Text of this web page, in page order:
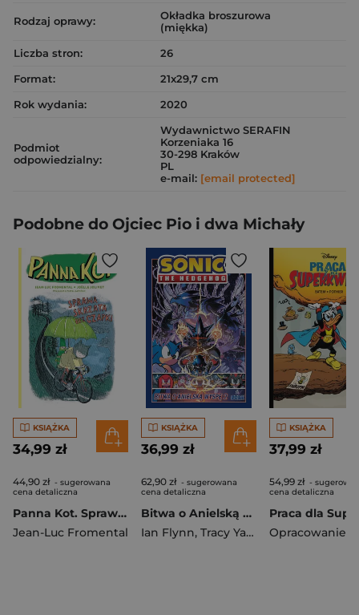
Rodzaj oprawy:
Okładka broszurowa
(miękka)
Liczba stron:
26
Format:
21x29,7 cm
Rok wydania:
2020
Podmiot
odpowiedzialny:
Wydawnictwo SERAFIN
Korzeniaka 16
30-298 Kraków
PL
e-mail: [email protected]
Podobne do Ojciec Pio i dwa Michały
KSIĄŻKA
34,99 zł
44,90 zł - sugerowana
cena detaliczna
Panna Kot. Sprawa skrzata bez czapki
Jean-Luc Fromental
KSIĄŻKA
36,99 zł
62,90 zł - sugerowana
cena detaliczna
Bitwa o Anielską Wyspę 2. Sonic the Hedgehog. Tom 6 wyd. 2
Ian Flynn, Tracy Yardley ,Adam Bryce
KSIĄŻKA
37,99 zł
54,99 zł -
cena detaliczna